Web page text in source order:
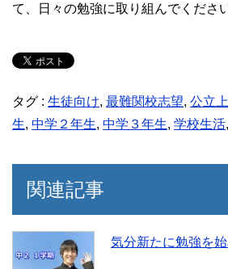
て、日々の勉強に取り組んでくださ
タグ : 生徒向け, 最難関校志望, 公立
生, 中学２年生, 中学３年生, 学校生活,
関連記事
気分新たに勉強を